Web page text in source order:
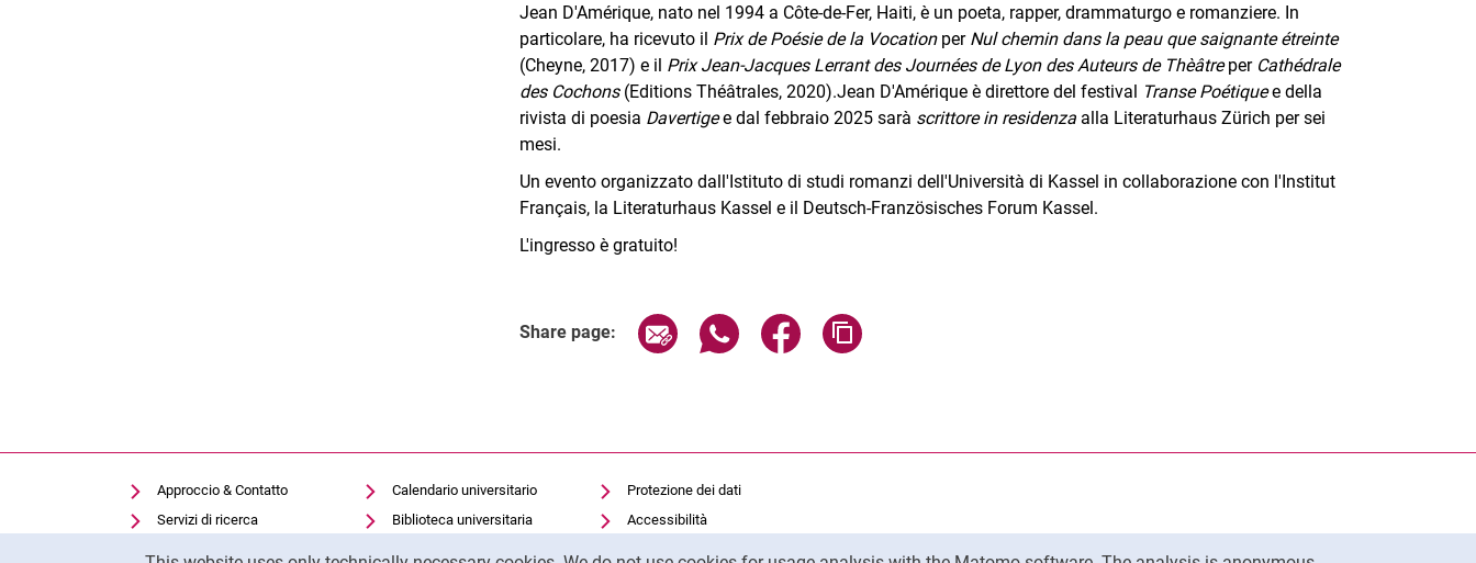
Jean D'Amérique, nato nel 1994 a Côte-de-Fer, Haiti, è un poeta, rapper, drammaturgo e romanziere. In
particolare, ha ricevuto il Prix de Poésie de la Vocationper Nul chemin dans la peau que saignante étreinte
(Cheyne, 2017) e il Prix Jean-Jacques Lerrant des Journées de Lyon des Auteurs de Thèâtreper Cathédrale
des Cochons(Editions Théâtrales, 2020).Jean D'Amérique è direttore del festival Transe Poétiquee della
rivista di poesia Davertigee dal febbraio 2025 sarà scrittore in residenza alla Literaturhaus Zürich per sei
mesi.
Un evento organizzato dall'Istituto di studi romanzi dell'Università di Kassel in collaborazione con l'Institut
Français, la Literaturhaus Kassel e il Deutsch-Französisches Forum Kassel.
L'ingresso è gratuito!
Share page: Share page via email
Share page via WhatsApp (external link, opens in a new window)
Share page via Facebook (external link, opens in a new window)
Approccio & Contatto
Servizi di ricerca
Calendario universitario
Biblioteca universitaria
Protezione dei dati
Accessibilità